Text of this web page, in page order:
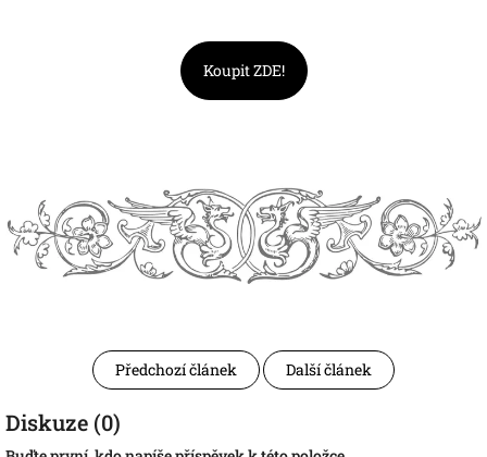
Koupit ZDE!
Předchozí článek Další článek
Diskuze (0)